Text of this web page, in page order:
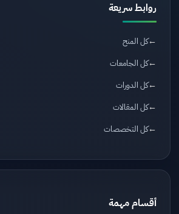
روابط سريعة
كل المنح
كل الجامعات
كل الدورات
كل المقالات
كل التخصصات
أقسام مهمة